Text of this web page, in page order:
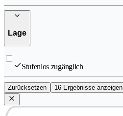
Lage
Stufenlos zugänglich
Zurücksetzen 16 Ergebnisse anzeigen